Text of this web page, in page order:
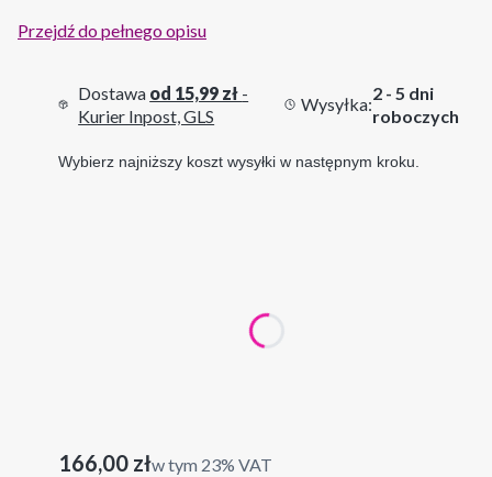
Przejdź do pełnego opisu
Dostawa od 15,99 zł -
Kurier Inpost, GLS
Wysyłka:
2 - 5 dni
roboczych
Wybierz najniższy koszt wysyłki w następnym kroku.
wymiary całkowite zestawu
Cena
166,00 złw tym 23% VAT
w tym 23% VAT